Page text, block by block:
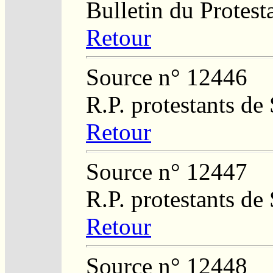
Bulletin du
Retour
Source n° 12446
R.P. protestants
Retour
Source n° 12447
R.P. protestants
Retour
Source n° 12448